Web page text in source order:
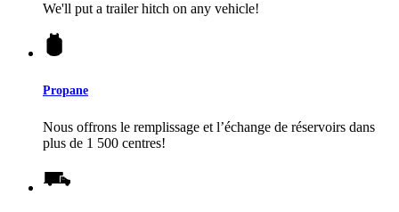
We'll put a trailer hitch on any vehicle!
Propane
Nous offrons le remplissage et l’échange de réservoirs dans
plus de 1 500 centres!